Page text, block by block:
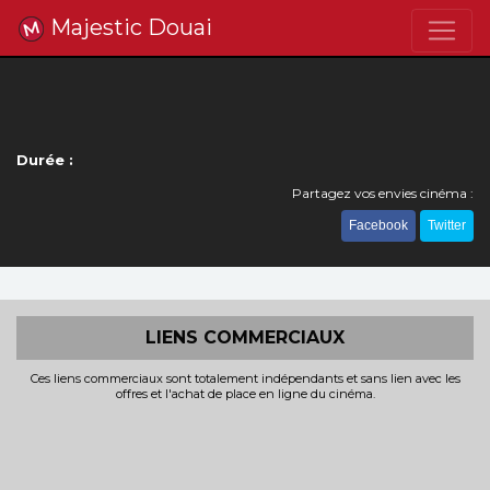
Majestic Douai
Durée :
Partagez vos envies cinéma :
Facebook Twitter
LIENS COMMERCIAUX
Ces liens commerciaux sont totalement indépendants et sans lien avec les
offres et l'achat de place en ligne du cinéma.